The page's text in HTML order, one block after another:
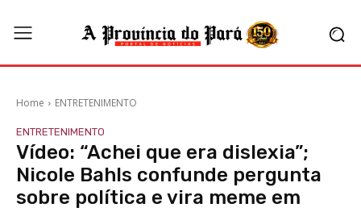
Home ENTRETENIMENTO
ENTRETENIMENTO
Vídeo: “Achei que era dislexia”;
Nicole Bahls confunde pergunta
sobre política e vira meme em